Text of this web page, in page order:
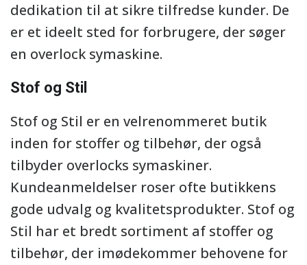
dedikation til at sikre tilfredse kunder. De
er et ideelt sted for forbrugere, der søger
en overlock symaskine.
Stof og Stil
Stof og Stil er en velrenommeret butik
inden for stoffer og tilbehør, der også
tilbyder overlocks symaskiner.
Kundeanmeldelser roser ofte butikkens
gode udvalg og kvalitetsprodukter. Stof og
Stil har et bredt sortiment af stoffer og
tilbehør, der imødekommer behovene for